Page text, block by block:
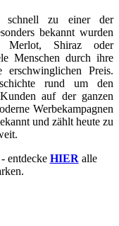
schnell zu einer der
bekannt wurden
Merlot, Shiraz oder
Menschen durch ihre
Preis.
rund um den
auf der ganzen
Werbekampagnen
und zählt heute zu
entdecke HIER alle